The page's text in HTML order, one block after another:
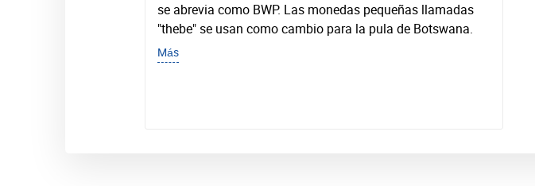
se abrevia como BWP. Las monedas pequeñas llamadas
"thebe" se usan como cambio para la pula de Botswana.
Más